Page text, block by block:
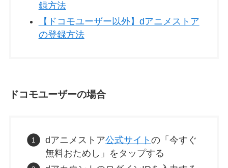
録方法
【ドコモユーザー以外】dアニメストア
の登録方法
ドコモユーザーの場合
dアニメストア公式サイトの「今すぐ
無料おためし」をタップする